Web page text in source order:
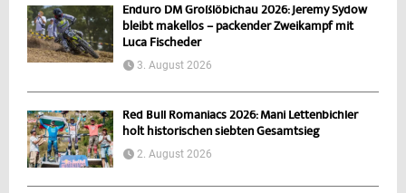
Enduro DM Großlöbichau 2026: Jeremy Sydow
bleibt makellos – packender Zweikampf mit
Luca Fischeder
3. August 2026
Red Bull Romaniacs 2026: Mani Lettenbichler
holt historischen siebten Gesamtsieg
2. August 2026